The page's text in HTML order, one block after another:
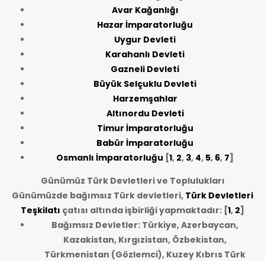
Avar Kağanlığı
Hazar İmparatorluğu
Uygur Devleti
Karahanlı Devleti
Gazneli Devleti
Büyük Selçuklu Devleti
Harzemşahlar
Altınordu Devleti
Timur İmparatorluğu
Babür İmparatorluğu
Osmanlı İmparatorluğu [1, 2, 3, 4, 5, 6, 7]
Günümüz Türk Devletleri ve Toplulukları
Günümüzde bağımsız Türk devletleri, Türk Devletleri
Teşkilatı çatısı altında işbirliği yapmaktadır: [1, 2]
Bağımsız Devletler: Türkiye, Azerbaycan,
Kazakistan, Kırgızistan, Özbekistan,
Türkmenistan (Gözlemci), Kuzey Kıbrıs Türk